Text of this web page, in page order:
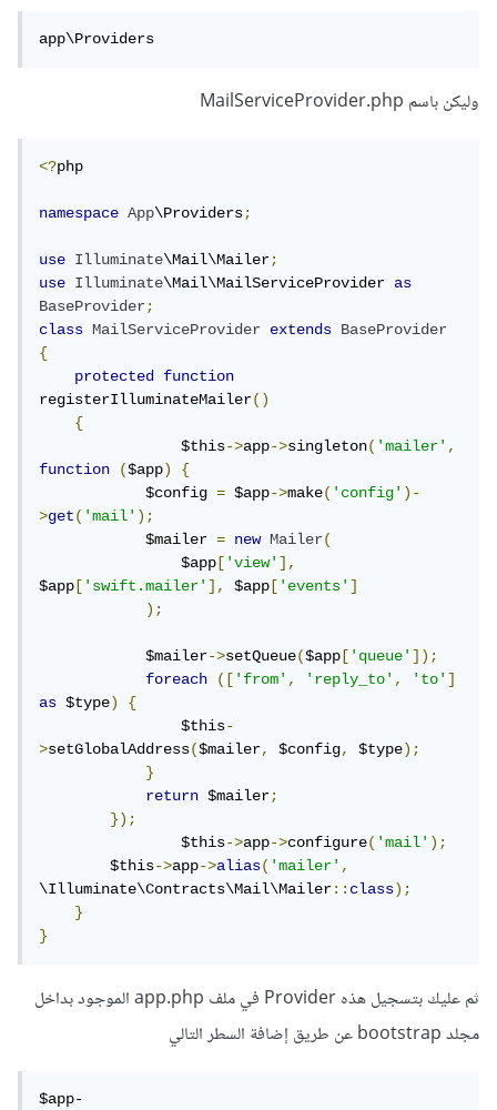
app\Providers
وليكن باسم MailServiceProvider.php
<?php
namespace App\Providers;
use Illuminate\Mail\Mailer;
use
Illuminate\Mail\MailServiceProvider as
BaseProvider;
class
MailServiceProvider extends
BaseProvider
{
protected
function
registerIlluminateMailer()
{
		$this
->app->singleton('mailer',
function
($app)
{
            $config
= $app->make('config')-
>get('mail');
            $mailer
= new Mailer(
                $app
['view'],
$app ['swift.mailer'], $app ['events']
);
            $mailer
->setQueue($app ['queue']);
foreach
(['from', 'reply_to', 'to']
as $type)
{
                $this
-
>setGlobalAddress($mailer, $config, $type);
}
return $mailer;
});
		$this
->app->configure('mail');
        $this
->app->alias('mailer',
\Illuminate\Contracts\Mail\Mailer::class);
}
}
ثم عليك بتسجيل هذه Provider في ملف app.php الموجود بداخل
مجلد bootstrap عن طريق إضافة السطر التالي
$app-